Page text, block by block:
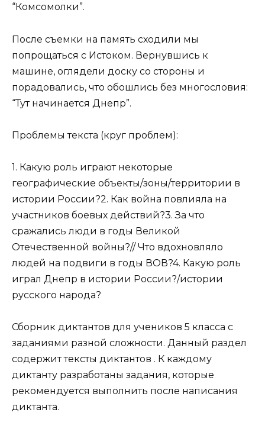
“Комсомолки”.
После съемки на память сходили мы
попрощаться с Истоком. Вернувшись к
машине, оглядели доску со стороны и
порадовались, что обошлись без многословия:
“Тут начинается Днепр”.
Проблемы текста (круг проблем):
1. Какую роль играют некоторые
географические объекты/зоны/территории в
истории России?2. Как война повлияла на
участников боевых действий?3. За что
сражались люди в годы Великой
Отечественной войны?// Что вдохновляло
людей на подвиги в годы ВОВ?4. Какую роль
играл Днепр в истории России?/истории
русского народа?
Сборник диктантов для учеников 5 класса с
заданиями разной сложности. Данный раздел
содержит тексты диктантов . К каждому
диктанту разработаны задания, которые
рекомендуется выполнить после написания
диктанта.